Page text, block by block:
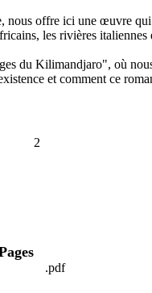
nous offre ici une œuvre
les rivières
du Kilimandjaro", où
et comment ce
2
.pdf